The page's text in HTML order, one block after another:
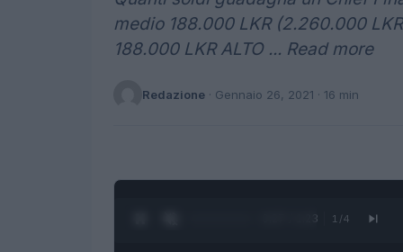
medio 188.000 LKR (2.260.000
188.000 LKR ALTO ... Read more
Redazione · Gennaio 26, 2021 · 16 min
0:27 / 1:23 1 /4